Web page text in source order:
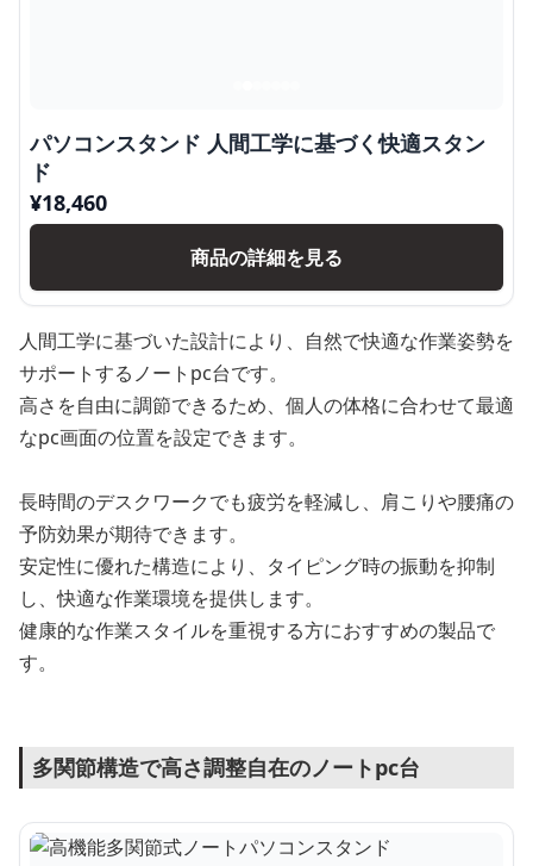
パソコンスタンド 人間工学に基づく快適スタン
ド
¥18,460
商品の詳細を見る
人間工学に基づいた設計により、自然で快適な作業姿勢を
サポートするノートpc台です。
高さを自由に調節できるため、個人の体格に合わせて最適
なpc画面の位置を設定できます。
長時間のデスクワークでも疲労を軽減し、肩こりや腰痛の
予防効果が期待できます。
安定性に優れた構造により、タイピング時の振動を抑制
し、快適な作業環境を提供します。
健康的な作業スタイルを重視する方におすすめの製品で
す。
多関節構造で高さ調整自在のノートpc台